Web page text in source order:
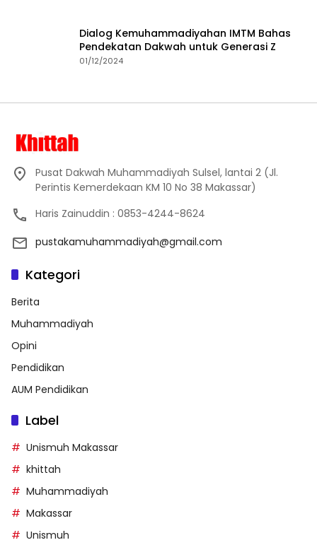
Dialog Kemuhammadiyahan IMTM Bahas
Pendekatan Dakwah untuk Generasi Z
01/12/2024
Pusat Dakwah Muhammadiyah Sulsel, lantai 2 (Jl.
Perintis Kemerdekaan KM 10 No 38 Makassar)
Haris Zainuddin : 0853-4244-8624
pustakamuhammadiyah@gmail.com
Kategori
Berita
Muhammadiyah
Opini
Pendidikan
AUM Pendidikan
Label
Unismuh Makassar
khittah
Muhammadiyah
Makassar
Unismuh